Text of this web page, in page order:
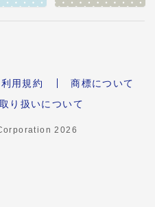
用規約
商標について
り扱いについて
2026